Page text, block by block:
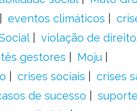
eventos climáticos
violação de
gestores
Moju
crises sociais crises
de sucesso suporte